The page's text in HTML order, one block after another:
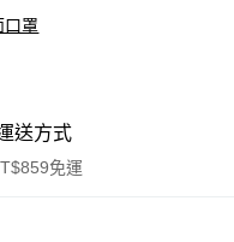
口罩
送方式
免運